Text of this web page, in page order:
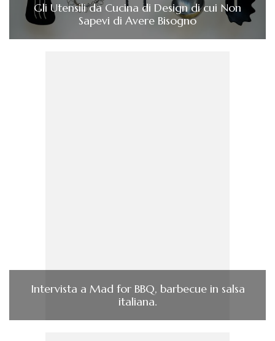
Gli Utensili da Cucina di Design di cui Non
Sapevi di Avere Bisogno
Intervista a Mad for BBQ, barbecue in salsa
italiana.